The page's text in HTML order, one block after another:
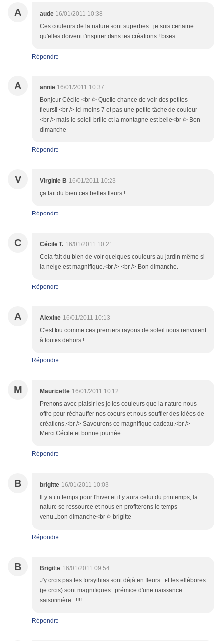
A aude 16/01/2011 10:38
Ces couleurs de la nature sont superbes : je suis certaine
qu'elles doivent t'inspirer dans tes créations ! bises
Répondre
A annie 16/01/2011 10:37
Bonjour Cécile <br /> Quelle chance de voir des petites
fleurs!! <br /> Ici moins 7 et pas une petite tâche de couleur
<br /> mais le soleil brille et la montagne est belle<br /> Bon
dimanche
Répondre
V Virginie B 16/01/2011 10:23
ça fait du bien ces belles fleurs !
Répondre
C Cécile T. 16/01/2011 10:21
Cela fait du bien de voir quelques couleurs au jardin même si
la neige est magnifique.<br /> <br /> Bon dimanche.
Répondre
A Alexine 16/01/2011 10:13
C'est fou comme ces premiers rayons de soleil nous renvoient
à toutes dehors !
Répondre
M Mauricette 16/01/2011 10:12
Prenons avec plaisir les jolies couleurs que la nature nous
offre pour réchauffer nos coeurs et nous souffler des idées de
créations.<br /> Savourons ce magnifique cadeau.<br />
Merci Cécile et bonne journée.
Répondre
B brigitte 16/01/2011 10:03
Il y a un temps pour l'hiver et il y aura celui du printemps, la
nature se ressource et nous en profiterons le temps
venu...bon dimanche<br /> brigitte
Répondre
B Brigitte 16/01/2011 09:54
J'y crois pas tes forsythias sont déjà en fleurs...et les ellébores
(je crois) sont magnifiques...prémice d'une naissance
saisonnière...!!!!
Répondre